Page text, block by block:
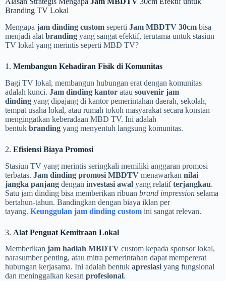
Branding TV Lokal
Mengapa jam dinding custom seperti Jam MBDTV 30cm bisa
menjadi alat branding yang sangat efektif, terutama untuk stasiun
TV lokal yang merintis seperti MBD TV?
1. Membangun Kehadiran Fisik di Komunitas
Bagi TV lokal, membangun hubungan erat dengan komunitas
adalah kunci. Jam dinding kantor atau souvenir jam
dinding yang dipajang di kantor pemerintahan daerah, sekolah,
tempat usaha lokal, atau rumah tokoh masyarakat secara konstan
mengingatkan keberadaan MBD TV. Ini adalah
bentuk branding yang menyentuh langsung komunitas.
2. Efisiensi Biaya Promosi
Stasiun TV yang merintis seringkali memiliki anggaran promosi
terbatas. Jam dinding promosi MBDTV menawarkan nilai
jangka panjang dengan investasi awal yang relatifterjangkau.
Satu jam dinding bisa memberikan ribuan brand impression selama
bertahun-tahun. Bandingkan dengan biaya iklan per
tayang. Keunggulan jam dinding custom ini sangat relevan.
3. Alat Penguat Kemitraan Lokal
Memberikan jam hadiah MBDTV custom kepada sponsor lokal,
narasumber penting, atau mitra pemerintahan dapat mempererat
hubungan kerjasama. Ini adalah bentuk apresiasi yang fungsional
dan meninggalkan kesan profesional.